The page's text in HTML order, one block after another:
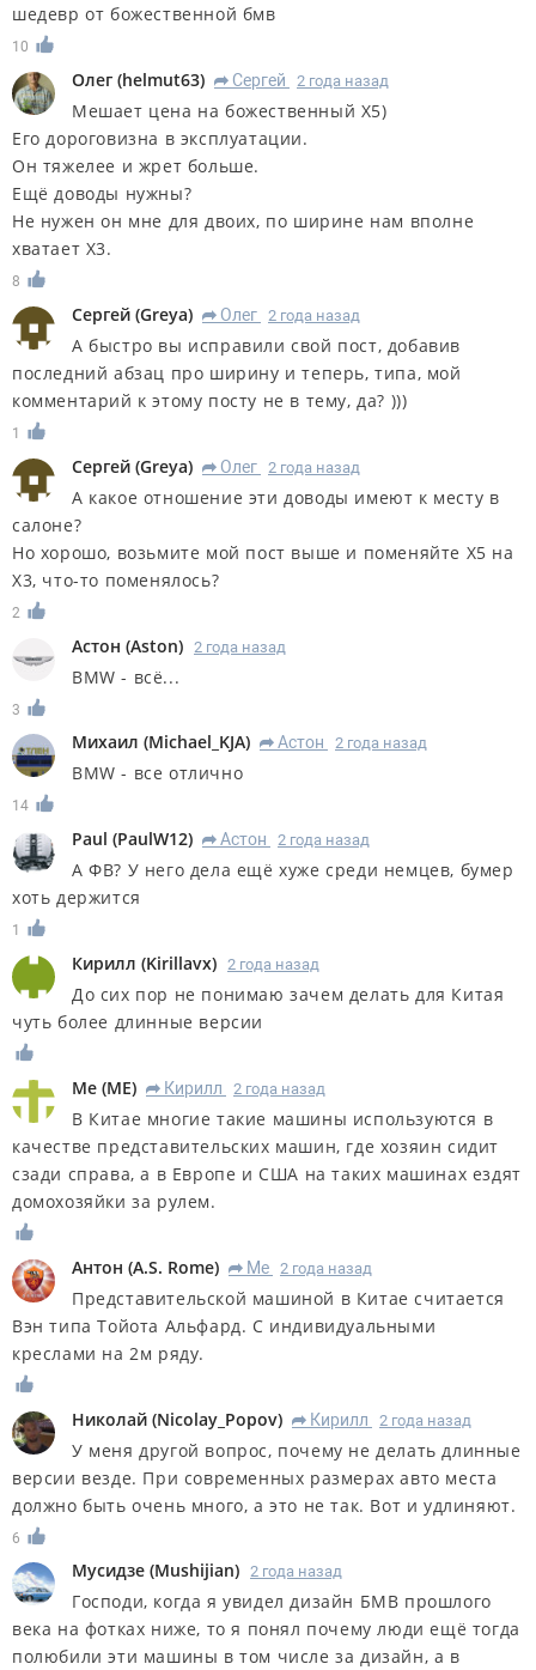
шедевр от божественной бмв
10
Олег (helmut63) R Сергей 2 года назад
Мешает цена на божественный Х5)
Его дороговизна в эксплуатации.
Он тяжелее и жрет больше.
Ещё доводы нужны?
Не нужен он мне для двоих, по ширине нам вполне
хватает Х3.
8
Сергей (Greya) R Олег 2 года назад
А быстро вы исправили свой пост, добавив
последний абзац про ширину и теперь, типа, мой
комментарий к этому посту не в тему, да? )))
1
Сергей (Greya) R Олег 2 года назад
А какое отношение эти доводы имеют к месту в
салоне?
Но хорошо, возьмите мой пост выше и поменяйте Х5 на
Х3, что-то поменялось?
2
Астон (Aston) 2 года назад
BMW - всё...
3
Михаил (Michael_KJA) R Астон 2 года назад
BMW - все отлично
14
Paul (PaulW12) R Астон 2 года назад
А ФВ? У него дела ещё хуже среди немцев, бумер
хоть держится
1
Кирилл (Kirillavx) 2 года назад
До сих пор не понимаю зачем делать для Китая
чуть более длинные версии
Me (ME) R Кирилл 2 года назад
В Китае многие такие машины используются в
качестве представительских машин, где хозяин сидит
сзади справа, а в Европе и США на таких машинах ездят
домохозяйки за рулем.
Антон (A.S. Rome) R Me 2 года назад
Представительской машиной в Китае считается
Вэн типа Тойота Альфард. С индивидуальными
креслами на 2м ряду.
Николай (Nicolay_Popov) R Кирилл 2 года назад
У меня другой вопрос, почему не делать длинные
версии везде. При современных размерах авто места
должно быть очень много, а это не так. Вот и удлиняют.
6
Мусидзе (Mushijian) 2 года назад
Господи, когда я увидел дизайн БМВ прошлого
века на фотках ниже, то я понял почему люди ещё тогда
полюбили эти машины в том числе за дизайн, а в